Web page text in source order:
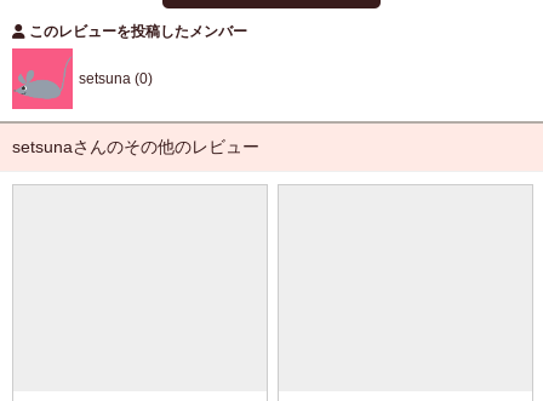
このレビューを投稿したメンバー
setsuna (0)
setsunaさんのその他のレビュー